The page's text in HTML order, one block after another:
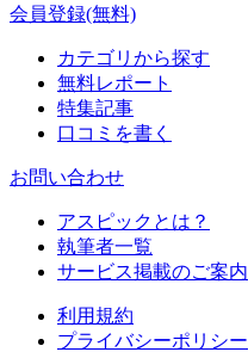
会員登録(無料)
カテゴリから探す
無料レポート
特集記事
口コミを書く
お問い合わせ
アスピックとは？
執筆者一覧
サービス掲載のご案内
利用規約
プライバシーポリシー